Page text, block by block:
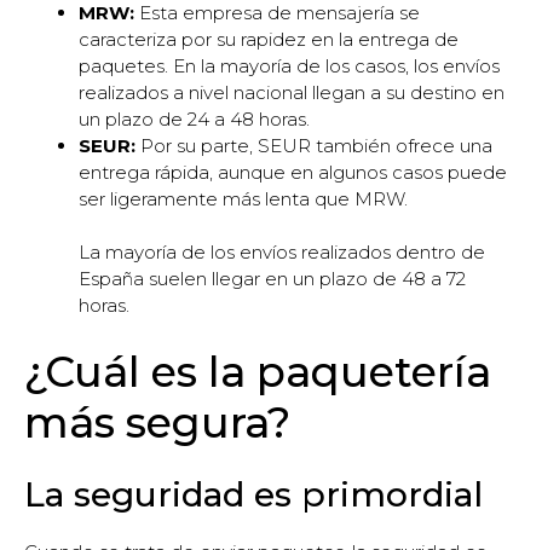
MRW: Esta empresa de mensajería se
caracteriza por su rapidez en la entrega de
paquetes. En la mayoría de los casos, los envíos
realizados a nivel nacional llegan a su destino en
un plazo de 24 a 48 horas.
SEUR: Por su parte, SEUR también ofrece una
entrega rápida, aunque en algunos casos puede
ser ligeramente más lenta que MRW.
La mayoría de los envíos realizados dentro de
España suelen llegar en un plazo de 48 a 72
horas.
¿Cuál es la paquetería
más segura?
La seguridad es primordial